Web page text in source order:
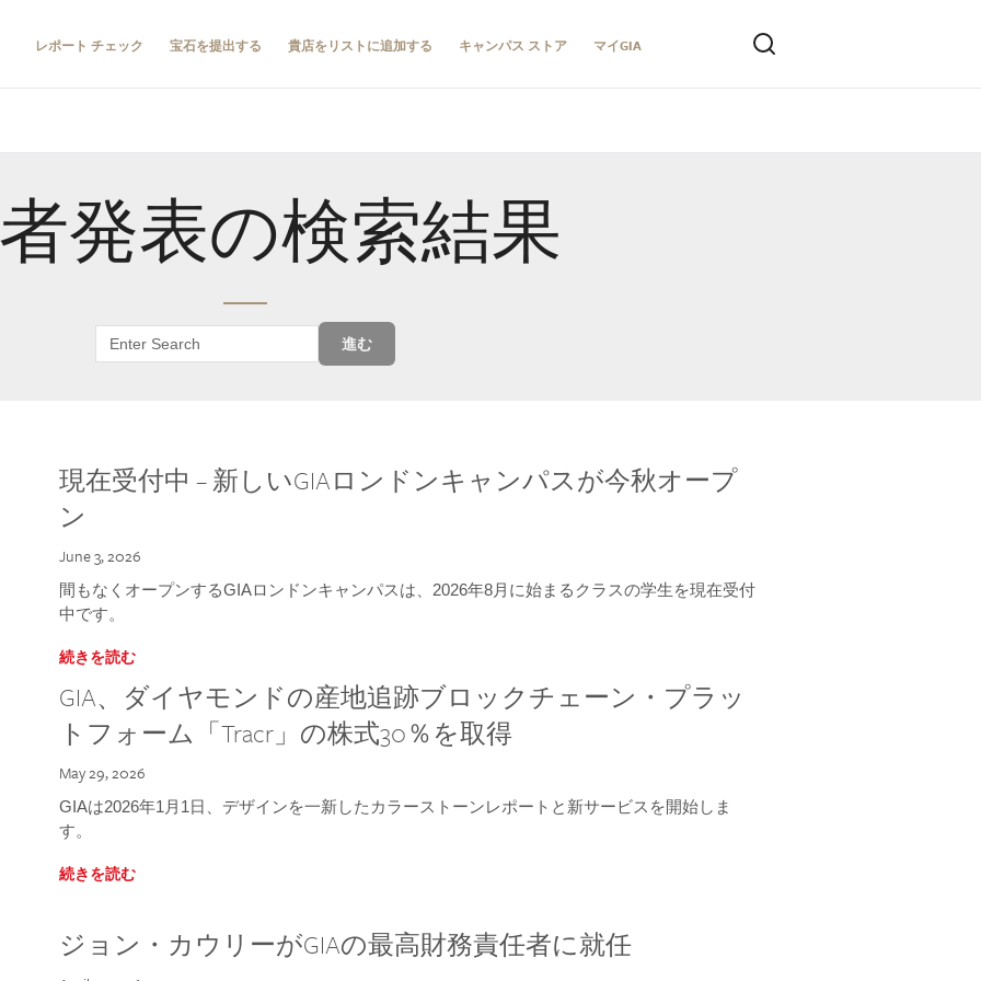
レポート チェック 宝石を提出する 貴店をリストに追加する キャンパス ストア マイGIA
発表の検索結果
進む
現在受付中 – 新しいGIAロンドンキャンパスが今秋オープ
ン
June 3, 2026
間もなくオープンするGIAロンドンキャンパスは、2026年8月に始まるクラスの学生を現在受付
中です。
続きを読む
GIA、ダイヤモンドの産地追跡ブロックチェーン・プラッ
トフォーム「Tracr」の株式30％を取得
May 29, 2026
GIAは2026年1月1日、デザインを一新したカラーストーンレポートと新サービスを開始しま
す。
続きを読む
ジョン・カウリーがGIAの最高財務責任者に就任